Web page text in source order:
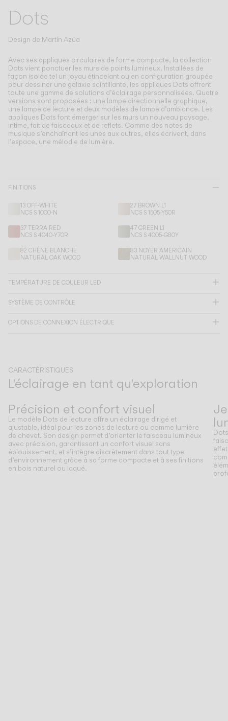
Services
Téléchargements
À propos
Espace Professionnel
CATALOGUE
US/Canada
Dots
Design de Martín Azúa
Avec ses appliques circulaires de forme compacte, la collection
Dots vient ponctuer les murs de points lumineux. Installées de
façon isolée tel un joyau étincelant ou en configuration groupée
pour dessiner une galaxie scintillante, les appliques Dots offrent
toute une gamme de solutions d’éclairage personnalisées. Quatre
versions sont proposées : une lampe directionnelle graphique,
une lampe de lecture et deux modèles de lampe d’ambiance. Les
appliques Dots font émerger sur les murs un nouveau paysage,
intime, fait de faisceaux et de reflets. Comme des notes de
musique s’enchaînant les unes aux autres, elles écrivent, dans
l’espace, une mélodie de lumière.
FINITIONS
13 OFF-WHITE
NCS S 1000-N
27 BROWN L1
NCS S 1505-Y50R
37 TERRA RED
NCS S 4040-Y70R
47 GREEN L1
NCS S 4005-G80Y
82 CHÊNE BLANCHE
NATURAL OAK WOOD
83 NOYER AMERICAIN
NATURAL WALLNUT WOOD
TEMPÉRATURE DE COULEUR LED
SYSTÈME DE CONTRÔLE
OPTIONS DE CONNEXION ÉLECTRIQUE
CARACTÉRISTIQUES
L'éclairage en tant qu'exploration
Précédent
Précision et confort visuel
Le modèle Dots de lecture offre un éclairage dirigé et
ajustable, idéal pour les zones de lecture ou comme lumière
de chevet. Son design permet d’orienter le faisceau lumineux
avec précision, garantissant un confort visuel sans
éblouissement, et s’intègre discrètement dans tout type
d’environnement grâce à sa forme compacte et à ses finitions
en bois naturel ou laqué.